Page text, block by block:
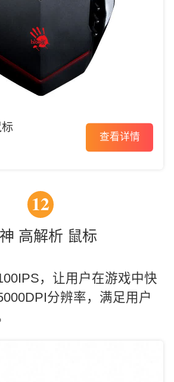
查看详情
12
高解析 鼠标
，让用户在游戏中快
分辨率，满足用户